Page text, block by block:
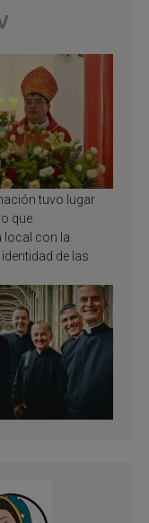
tuvo lugar
que
local con la
de las